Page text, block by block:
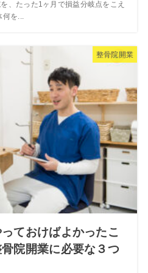
、たった1ヶ月で損益分岐点をこえ
を...
整骨院開業
ておけばよかったこ
院開業に必要な３つ